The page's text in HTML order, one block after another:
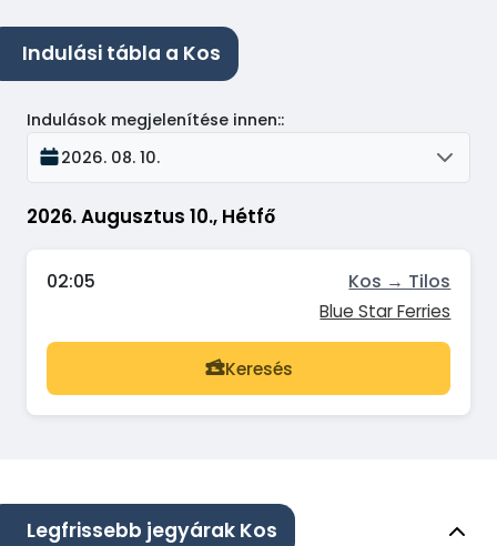
Indulási tábla a Kos
2026. Augusztus 10., Hétfő
Indulások megjelenítése innen::
2026. 08. 10.
02:05 Kos → Tilos
Blue Star Ferries
Keresés
Legfrissebb jegyárak Kos